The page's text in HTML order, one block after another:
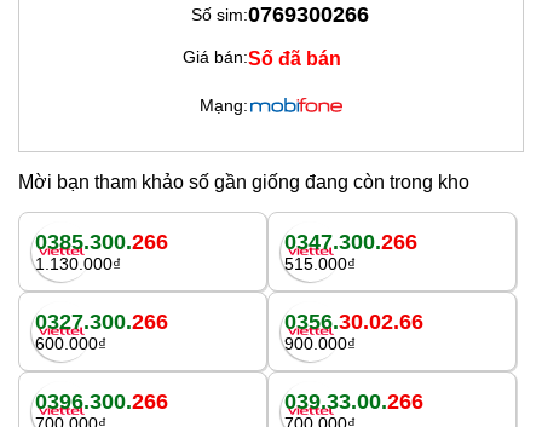
Số sim:0769300266
Giá bán:Số đã bán
Mạng:
Mời bạn tham khảo số gần giống đang còn trong kho
0385.300.266
1.130.000₫
0347.300.266
515.000₫
0327.300.266
600.000₫
0356.30.02.66
900.000₫
0396.300.266
700.000₫
039.33.00.266
700.000₫